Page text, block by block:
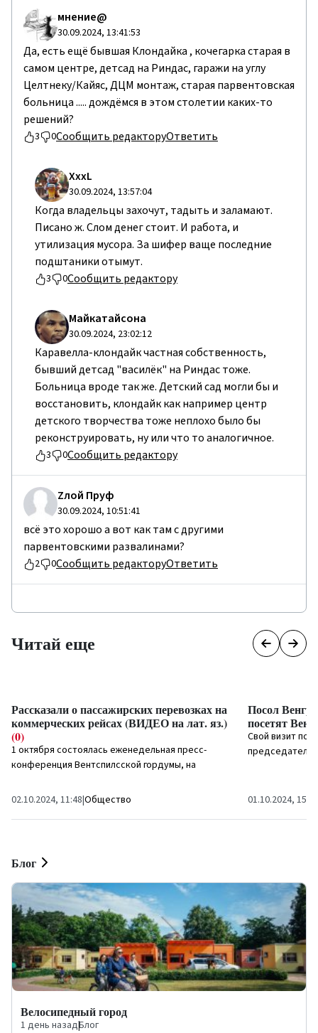
мнение@
30.09.2024, 13:41:53
Да, есть ещё бывшая Клондайка , кочегарка старая в
самом центре, детсад на Риндас, гаражи на углу
Целтнеку/Кайяс, ДЦМ монтаж, старая парвентовская
больница ..... дождёмся в этом столетии каких-то
решений?
3 0Сообщить редакторуОтветить
ХххL
30.09.2024, 13:57:04
Когда владельцы захочут, тадыть и заламают.
Писано ж. Слом денег стоит. И работа, и
утилизация мусора. За шифер ваще последние
подштаники отымут.
3 0Сообщить редактору
Майкатайсона
30.09.2024, 23:02:12
Каравелла-клондайк частная собственность,
бывший детсад "василёк" на Риндас тоже.
Больница вроде так же. Детский сад могли бы и
восстановить, клондайк как например центр
детского творчества тоже неплохо было бы
реконструировать, ну или что то аналогичное.
3 0Сообщить редактору
Zлой Пруф
30.09.2024, 10:51:41
всё это хорошо а вот как там с другими
парвентовскими развалинами?
2 0Сообщить редакторуОтветить
Читай еще
Рассказали о пассажирских перевозках на
коммерческих рейсах (ВИДЕО на лат. яз.)
(0)
1 октября состоялась еженедельная пресс-
конференция Вентспилсской гордумы, на
02.10.2024, 11:48|Общество
Посол
посетят
Свой визит
01.10.2024, 15:50
Блог
Велосипедный город
1 день назад|Блог